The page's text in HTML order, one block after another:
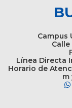
Campus
Línea Directa
Horario de
m